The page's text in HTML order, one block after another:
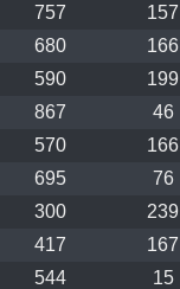
757
157
680
166
590
199
867
46
570
166
695
76
300
239
417
167
544
15